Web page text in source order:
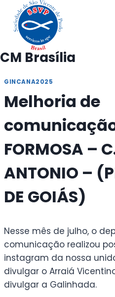
Pular
para
Conteúdo
CM Brasília
GINCANA2025
Melhoria de
FORMOSA –
ANTONIO –
DE GOIÁS)
Nesse mês de julho, o
comunicação realizou
instagram da nossa
divulgar o Arraiá
divulgar a Galinhada.